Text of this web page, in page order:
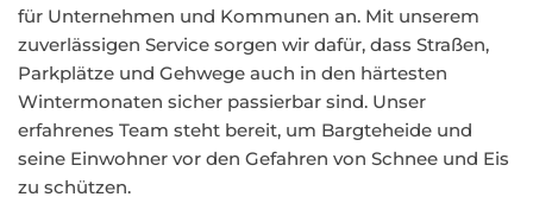
für Unternehmen und Kommunen an. Mit unserem
zuverlässigen Service sorgen wir dafür, dass Straßen,
Parkplätze und Gehwege auch in den härtesten
Wintermonaten sicher passierbar sind. Unser
erfahrenes Team steht bereit, um Bargteheide und
seine Einwohner vor den Gefahren von Schnee und Eis
zu schützen.